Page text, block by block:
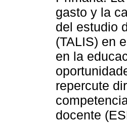
gasto y la
del estudio
(TALIS) en
en la
repercute
docente